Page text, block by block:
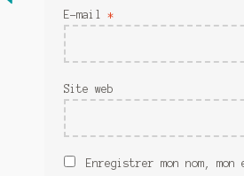
E-mail *
Site web
Enregistrer mon nom, mon